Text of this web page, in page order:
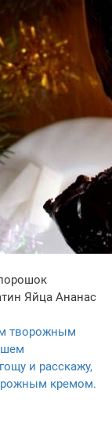
Яйца Ананас
творожным
и расскажу,
кремом.